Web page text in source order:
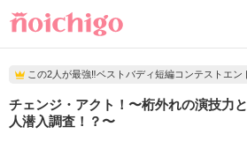
この2人が最強‼ベストバディ短編コンテストエン
チェンジ・アクト！〜桁外れの演技力
人潜入調査！？〜